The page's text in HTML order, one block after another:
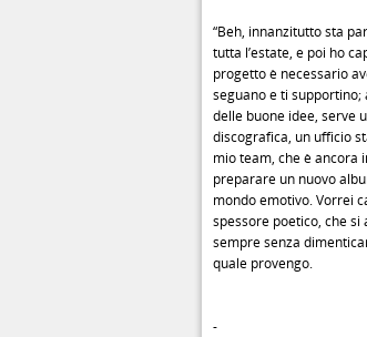
“Beh, innanzitutto sta
tutta l’estate, e poi ho
progetto è necessario
seguano e ti
delle buone idee, serve
discografica, un ufficio
mio team, che è ancora
preparare un nuovo
mondo emotivo. Vorrei
spessore poetico, che si
sempre senza
quale provengo.
-